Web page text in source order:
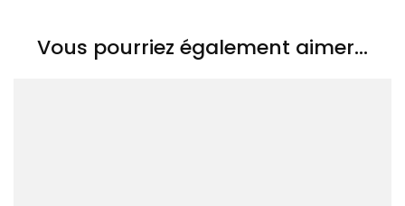
Vous pourriez également aimer...